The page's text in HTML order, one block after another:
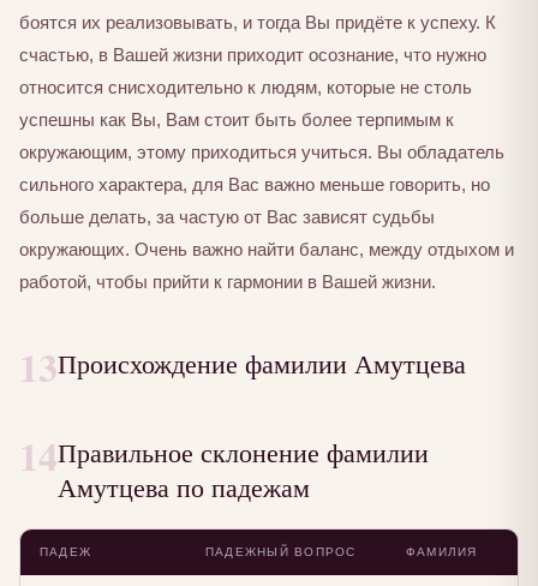
боятся их реализовывать, и тогда Вы придёте к успеху. К
счастью, в Вашей жизни приходит осознание, что нужно
относится снисходительно к людям, которые не столь
успешны как Вы, Вам стоит быть более терпимым к
окружающим, этому приходиться учиться. Вы обладатель
сильного характера, для Вас важно меньше говорить, но
больше делать, за частую от Вас зависят судьбы
окружающих. Очень важно найти баланс, между отдыхом и
работой, чтобы прийти к гармонии в Вашей жизни.
13Происхождение фамилии Амутцева
14Правильное склонение фамилии
Амутцева по падежам
ПАДЕЖ ПАДЕЖНЫЙ ВОПРОС ФАМИЛИЯ